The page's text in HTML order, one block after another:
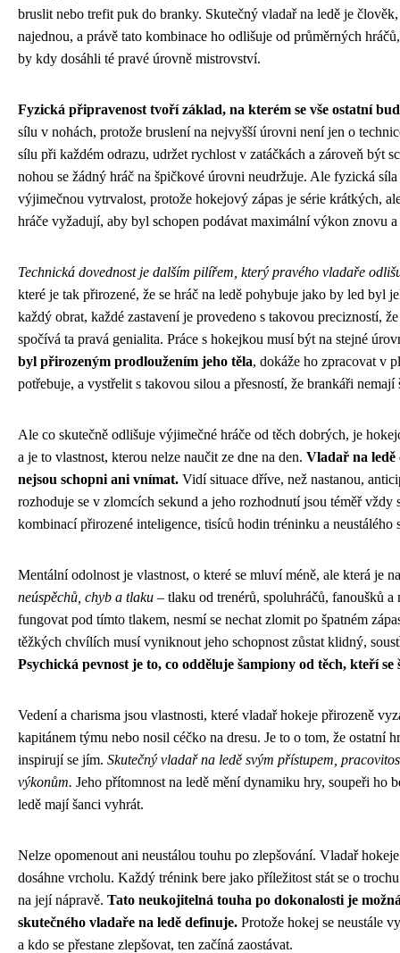
bruslit nebo trefit puk do branky. Skutečný vladař na ledě je
najednou, a právě tato kombinace ho odlišuje od průměrných
by kdy dosáhli té pravé úrovně mistrovství.
Fyzická připravenost tvoří základ, na kterém se vše ostatní
sílu v nohách, protože bruslení na nejvyšší úrovni není jen o
sílu při každém odrazu, udržet rychlost v zatáčkách a zároveň být
nohou se žádný hráč na špičkové úrovni neudržuje. Ale fyzická
výjimečnou vytrvalost, protože hokejový zápas je série krátkých,
hráče vyžadují, aby byl schopen podávat maximální výkon znovu
Technická dovednost je dalším pilířem, který pravého vladaře
které je tak přirozené, že se hráč na ledě pohybuje jako by led byl
každý obrat, každé zastavení je provedeno s takovou precizností,
spočívá ta pravá genialita. Práce s hokejkou musí být na stejné
byl přirozeným prodloužením jeho těla, dokáže ho zpracovat v
potřebuje, a vystřelit s takovou silou a přesností, že brankáři nemají
Ale co skutečně odlišuje výjimečné hráče od těch dobrých, je
a je to vlastnost, kterou nelze naučit ze dne na den. Vladař na ledě
nejsou schopni ani vnímat. Vidí situace dříve, než nastanou,
rozhoduje se v zlomcích sekund a jeho rozhodnutí jsou téměř vždy
kombinací přirozené inteligence, tisíců hodin tréninku a neustálého
Mentální odolnost je vlastnost, o které se mluví méně, ale která je
neúspěchů, chyb a tlaku – tlaku od trenérů, spoluhráčů, fanoušků
fungovat pod tímto tlakem, nesmí se nechat zlomit po špatném
těžkých chvílích musí vyniknout jeho schopnost zůstat klidný,
Psychická pevnost je to, co odděluje šampiony od těch, kteří
Vedení a charisma jsou vlastnosti, které vladař hokeje přirozeně
kapitánem týmu nebo nosil céčko na dresu. Je to o tom, že ostatní
inspirují se jím. Skutečný vladař na ledě svým přístupem,
výkonům. Jeho přítomnost na ledě mění dynamiku hry, soupeři ho
ledě mají šanci vyhrát.
Nelze opomenout ani neustálou touhu po zlepšování. Vladař
dosáhne vrcholu. Každý trénink bere jako příležitost stát se o
na její nápravě. Tato neukojitelná touha po dokonalosti je
skutečného vladaře na ledě definuje. Protože hokej se neustále
a kdo se přestane zlepšovat, ten začíná zaostávat.